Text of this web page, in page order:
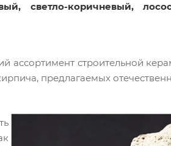
светло-коричневый,
ассортимент строительной
предлагаемых